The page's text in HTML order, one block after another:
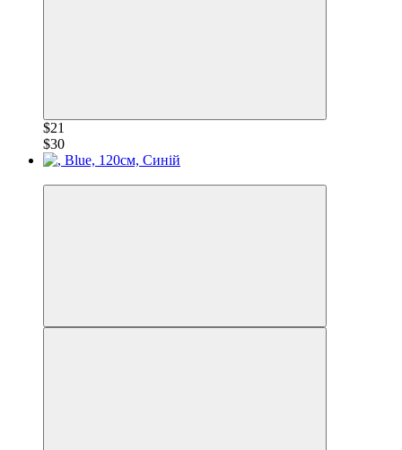
$21
$30